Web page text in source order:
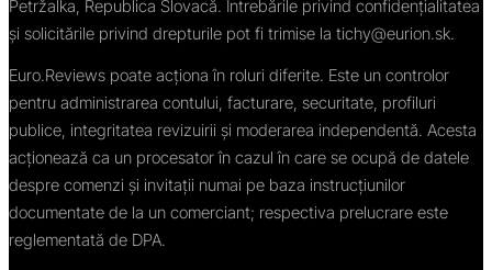
Petržalka, Republica Slovacă. Întrebările privind confidențialitatea
și solicitările privind drepturile pot fi trimise la tichy@eurion.sk.
Euro.Reviews poate acționa în roluri diferite. Este un controlor
pentru administrarea contului, facturare, securitate, profiluri
publice, integritatea revizuirii și moderarea independentă. Acesta
acționează ca un procesator în cazul în care se ocupă de datele
despre comenzi și invitații numai pe baza instrucțiunilor
documentate de la un comerciant; respectiva prelucrare este
reglementată de DPA.